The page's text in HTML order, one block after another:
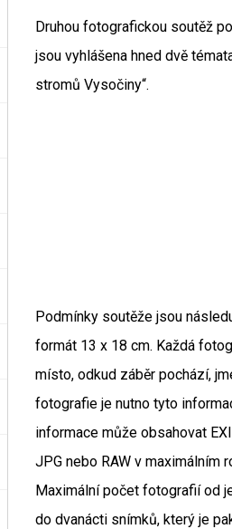
Druhou fotografickou soutěž
jsou vyhlášena hned dvě
stromů Vysočiny“.
Podmínky soutěže jsou
formát 13 x 18 cm. Každá
místo, odkud záběr pochází,
fotografie je nutno tyto
informace může obsahovat
JPG nebo RAW v maximálním
Maximální počet fotografií od
do dvanácti snímků, který je